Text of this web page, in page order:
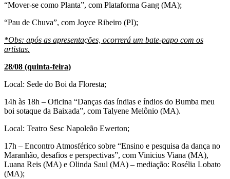
“Mover-se como Planta”, com Plataforma Gang (MA);
“Pau de Chuva”, com Joyce Ribeiro (PI);
*Obs: após as apresentações, ocorrerá um bate-papo com os
artistas.
28/08 (quinta-feira)
Local: Sede do Boi da Floresta;
14h às 18h – Oficina “Danças das índias e índios do Bumba meu
boi sotaque da Baixada”, com Talyene Melônio (MA).
Local: Teatro Sesc Napoleão Ewerton;
17h – Encontro Atmosférico sobre “Ensino e pesquisa da dança no
Maranhão, desafios e perspectivas”, com Vinicius Viana (MA),
Luana Reis (MA) e Olinda Saul (MA) – mediação: Rosélia Lobato
(MA);